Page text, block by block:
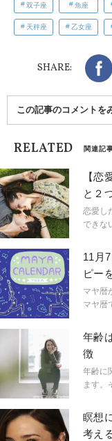
双子座 魚座
天秤座 乙女座
SHARE:
この記事のコメントを
RELATED 関連記
【恋
と２
恋愛し
できな
と出会
いの
けたい
11月
ピー
マヤ暦
マヤ暦
すれば
は？
年齢
徴
年齢に
ます。
る経済
ような
瞑想
考え